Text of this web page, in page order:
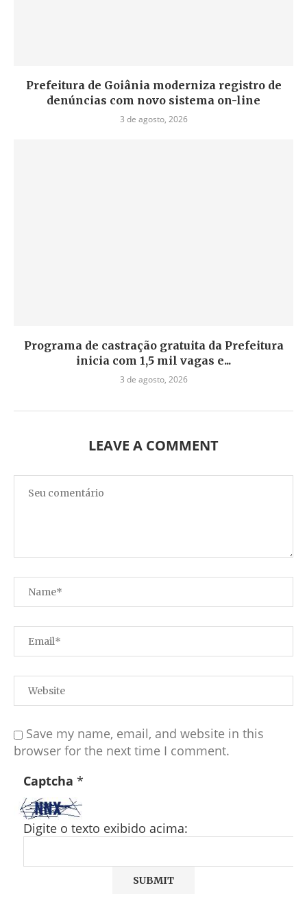
Prefeitura de Goiânia moderniza registro de
denúncias com novo sistema on-line
3 de agosto, 2026
Programa de castração gratuita da Prefeitura
inicia com 1,5 mil vagas e...
3 de agosto, 2026
LEAVE A COMMENT
Save my name, email, and website in this
browser for the next time I comment.
Captcha *
Digite o texto exibido acima: